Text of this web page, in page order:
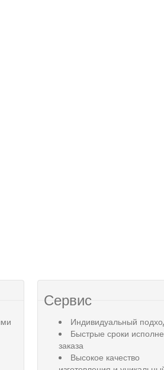
Сервис
Индивидуальный
Быстрые сроки
заказа
Высокое качество